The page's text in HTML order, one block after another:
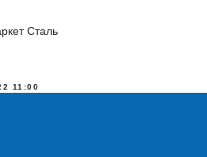
Сталь
11:00